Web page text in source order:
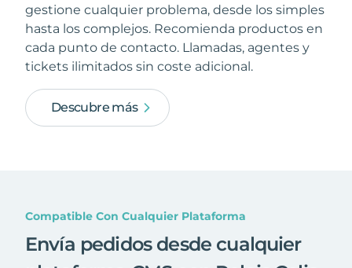
gestione cualquier problema, desde los simples
hasta los complejos. Recomienda productos en
cada punto de contacto. Llamadas, agentes y
tickets ilimitados sin coste adicional.
Descubre más
Compatible Con Cualquier Plataforma
Envía pedidos desde cualquier